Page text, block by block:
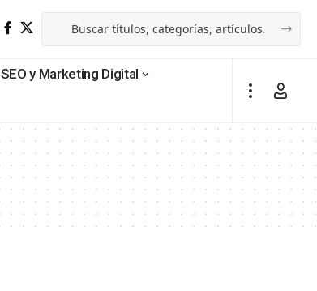
SEO y Marketing Digital